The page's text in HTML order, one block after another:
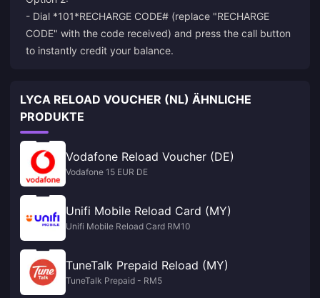
- Dial *101*RECHARGE CODE# (replace "RECHARGE
CODE" with the code received) and press the call button
to instantly credit your balance.
LYCA RELOAD VOUCHER (NL) ÄHNLICHE
PRODUKTE
Vodafone Reload Voucher (DE)
Vodafone 15 EUR DE
Unifi Mobile Reload Card (MY)
Unifi Mobile Reload Card RM10
TuneTalk Prepaid Reload (MY)
TuneTalk Prepaid - RM5